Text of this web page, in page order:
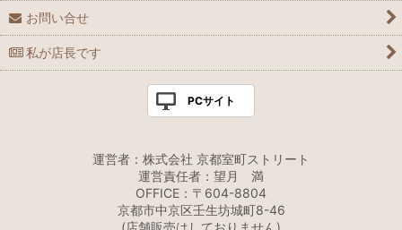
お問い合せ
私が店長です
PCサイト
運営者：株式会社 京都室町ストリート
運営責任者：望月 満
OFFICE：〒604-8804
京都市中京区壬生坊城町8-46
(店舗販売はしておりません)